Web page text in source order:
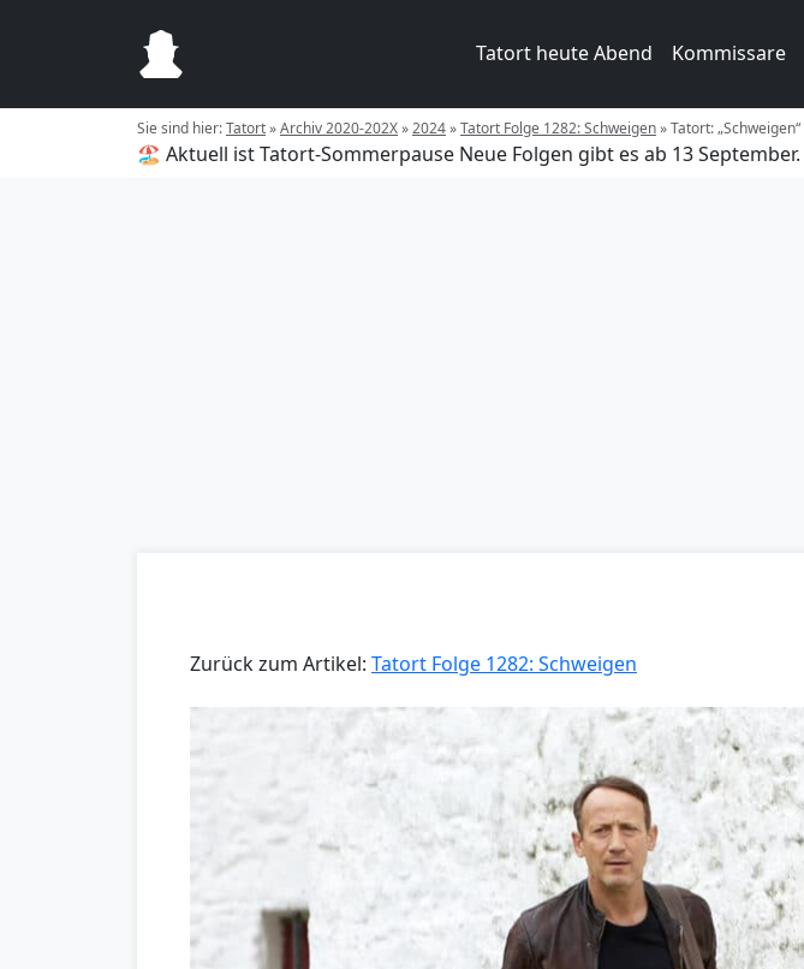
Tatort heute Abend Kommissare
Sie sind hier:Tatort»Archiv 2020-202X»2024»Tatort Folge 1282: Schweigen»Tatort: „Schweigen“
🏖️ Aktuell ist Tatort-Sommerpause Neue Folgen gibt es ab 13 September.
Zurück zum Artikel: Tatort Folge 1282: Schweigen